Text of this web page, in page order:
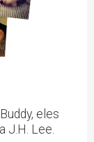
eles
J.H. Lee.